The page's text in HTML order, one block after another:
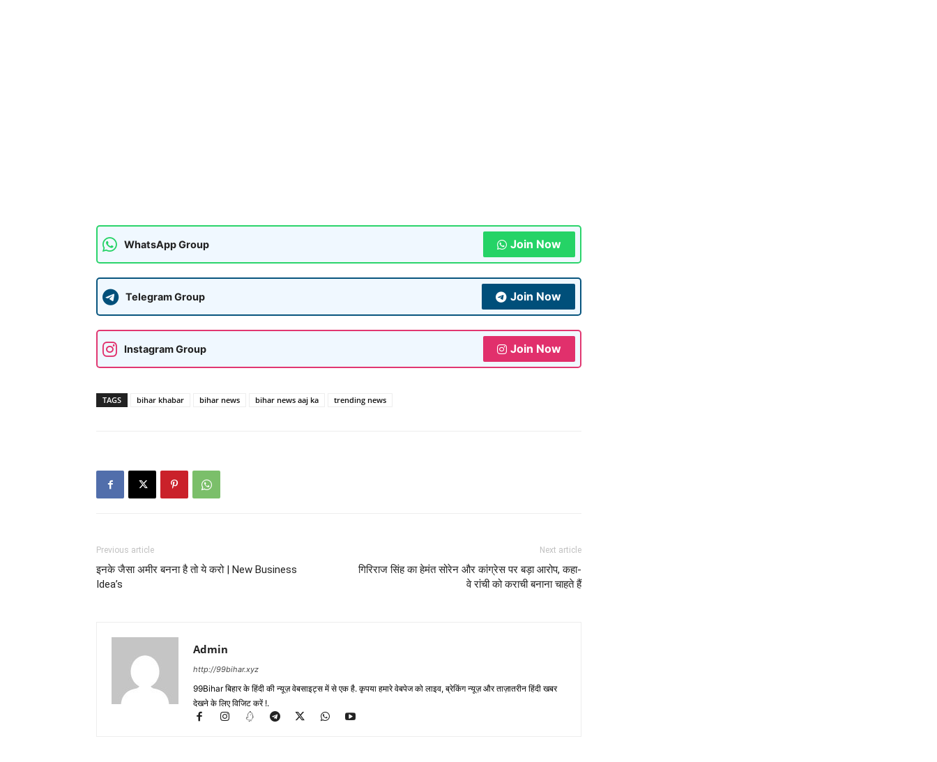
WhatsApp Group Join Now
Telegram Group Join Now
Instagram Group Join Now
TAGS bihar khabar bihar news bihar news aaj ka trending news
Previous article
इनके जैसा अमीर बनना है तो ये करो | New Business
Idea’s
Next article
गिरिराज सिंह का हेमंत सोरेन और कांग्रेस पर बड़ा आरोप, कहा-
वे रांची को कराची बनाना चाहते हैं
Admin
http://99bihar.xyz
99Bihar बिहार के हिंदी की न्यूज़ वेबसाइट्स में से एक है. कृपया हमारे वेबपेज को लाइव, ब्रेकिंग न्यूज़ और ताज़ातरीन हिंदी खबर
देखने के लिए विजिट करें !.